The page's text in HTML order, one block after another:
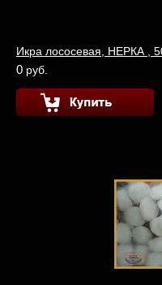
Икра лососевая, НЕРКА ,
0 руб.